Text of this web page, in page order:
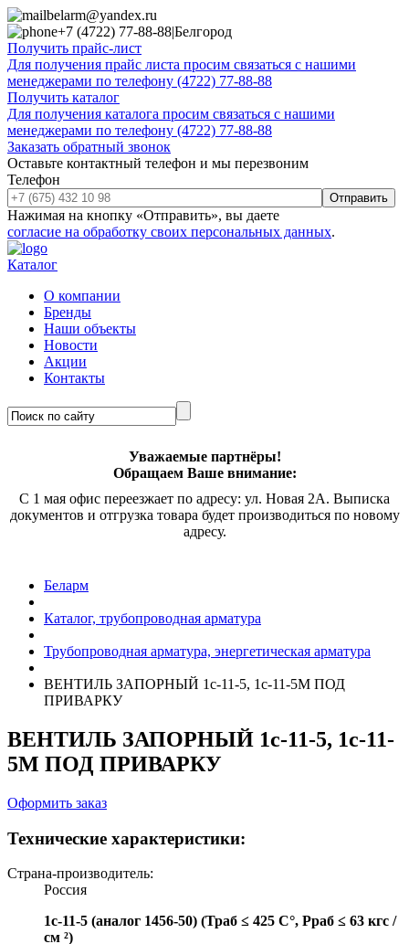
belarm@yandex.ru
+7 (4722) 77-88-88|Белгород
Получить прайс-лист
Для получения прайс листа просим связаться с нашими
менеджерами по телефону (4722) 77-88-88
Получить каталог
Для получения каталога просим связаться с нашими
менеджерами по телефону (4722) 77-88-88
Заказать обратный звонок
Оставьте контактный телефон и мы перезвоним
Телефон
Отправить
Нажимая на кнопку «Отправить», вы даете
согласие на обработку своих персональных данных.
Каталог
О компании
Бренды
Наши объекты
Новости
Акции
Контакты
Уважаемые партнёры!
Обращаем Ваше внимание:
С 1 мая офис переезжает по адресу: ул. Новая 2А. Выписка
документов и отгрузка товара будет производиться по новому
адресу.
Беларм
Каталог, трубопроводная арматура
Трубопроводная арматура, энергетическая арматура
ВЕНТИЛЬ ЗАПОРНЫЙ 1с-11-5, 1с-11-5М ПОД
ПРИВАРКУ
ВЕНТИЛЬ ЗАПОРНЫЙ 1с-11-5, 1с-11-
5М ПОД ПРИВАРКУ
Оформить заказ
Технические характеристики:
Страна-производитель:
Россия
1с-11-5 (аналог 1456-50) (Траб ≤ 425 С°, Рраб ≤ 63 кгс /
см ²)